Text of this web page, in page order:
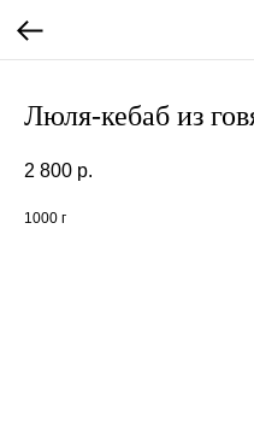
Люля-кебаб из
2 800 р.
1000 г